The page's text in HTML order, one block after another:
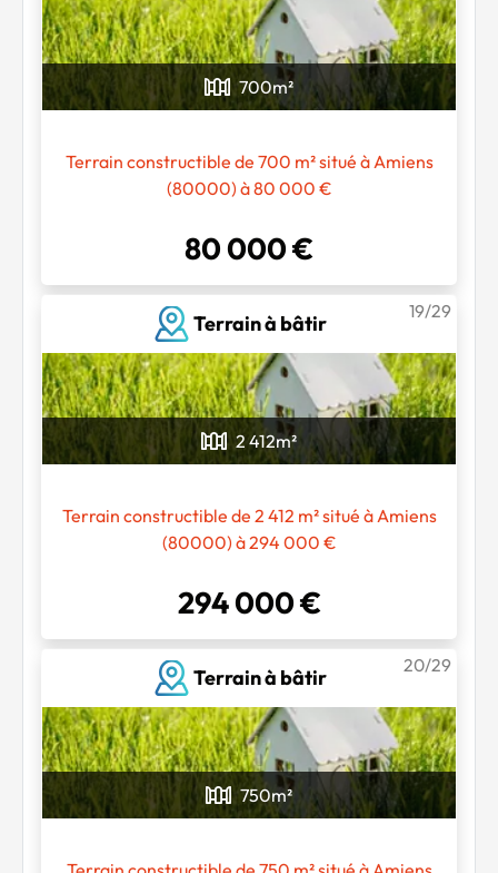
700m²
Terrain constructible de 700 m² situé à Amiens
(80000) à 80 000 €
80 000 €
Terrain à bâtir
19/29
2 412m²
Terrain constructible de 2 412 m² situé à Amiens
(80000) à 294 000 €
294 000 €
Terrain à bâtir
20/29
750m²